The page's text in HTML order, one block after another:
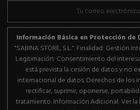
Información Básica en Protección de
"SABINA STORE, S.L.". Finalidad: Gestión
Legitimación: Consentimiento del
está prevista la cesión de datos y no
internacional de datos. Derechos de los
rectificar, suprimir, oponerse,
tratamiento. Información Adicional: Ver la